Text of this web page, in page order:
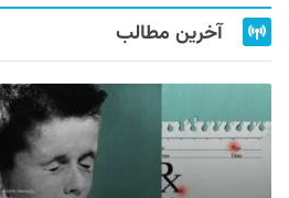
آخرین مطالب